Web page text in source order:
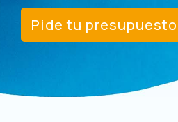
Pide tu presupuesto